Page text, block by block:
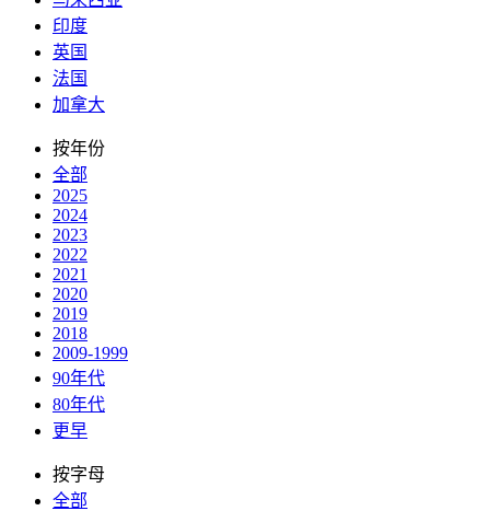
印度
英国
法国
加拿大
按年份
全部
2025
2024
2023
2022
2021
2020
2019
2018
2009-1999
90年代
80年代
更早
按字母
全部